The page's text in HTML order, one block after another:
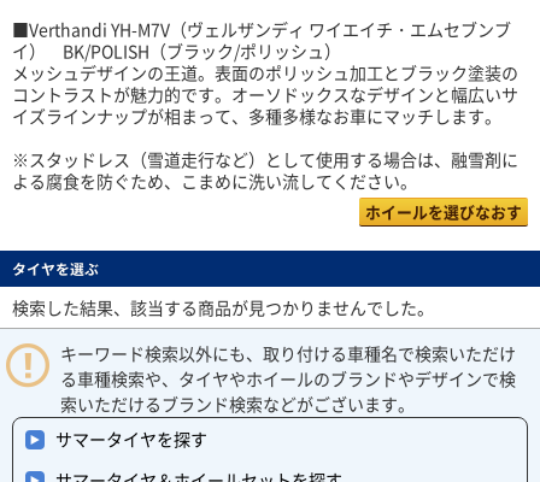
■Verthandi YH-M7V（ヴェルザンディ ワイエイチ・エムセブンブ
イ） BK/POLISH（ブラック/ポリッシュ）
メッシュデザインの王道。表面のポリッシュ加工とブラック塗装の
コントラストが魅力的です。オーソドックスなデザインと幅広いサ
イズラインナップが相まって、多種多様なお車にマッチします。
※スタッドレス（雪道走行など）として使用する場合は、融雪剤に
よる腐食を防ぐため、こまめに洗い流してください。
ホイールを選びなおす
タイヤを選ぶ
検索した結果、該当する商品が見つかりませんでした。
キーワード検索以外にも、取り付ける車種名で検索いただけ
る車種検索や、タイヤやホイールのブランドやデザインで検
索いただけるブランド検索などがございます。
サマータイヤを探す